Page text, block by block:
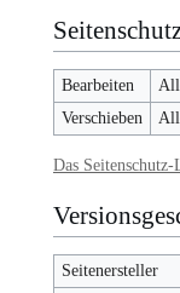
Bearbeiten
Verschieben
Das
Seitenersteller